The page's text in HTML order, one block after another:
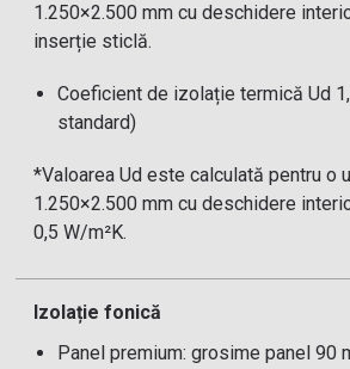
1.250×2.500 mm cu deschidere
inserție sticlă.
Coeficient de izolație termică Ud
standard)
*Valoarea Ud este calculată pentru o
1.250×2.500 mm cu deschidere
0,5 W/m²K.
Izolație fonică
Panel premium: grosime panel 90